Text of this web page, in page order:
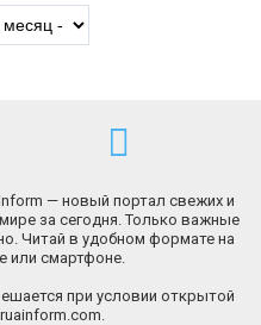
— новый портал свежих и
за сегодня. Только важные
Читай в удобном формате на
или смартфоне.
при условии открытой